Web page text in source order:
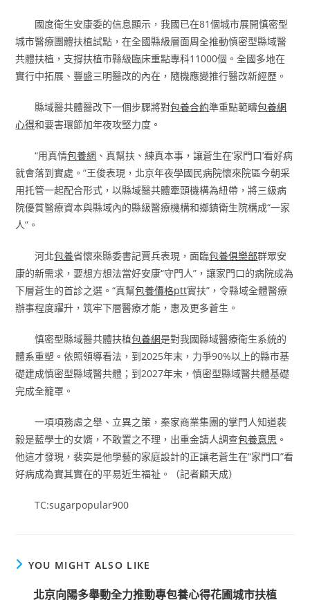
國度衛生安康委的信息顯示，我國已在81個城市展開慎密型
城市醫療團體扶植試點，在全國縣級層面周全推動慎密型縣域醫
共體扶植，支撐扶植市縣級臨床重點專科11000個。全國多地在
實行中拓展、豐盛三明醫改的內在，隨機應變推行醫改新經歷。
縣域醫共體醫改下一個步驟將對包養合約準重點範疇包養網
心得和要害環節加年夜攻堅力度。
“用真情包養網 、真幫扶、練真本事，讓蒼生在‘家門口’看好病
就會落到實處。”王俊表現，北京年夜學國民病院懷來院區今朝采
用托管一起配合形式，以縣域醫共體牽頭機構為紐帶，將三級病
院優質醫療資本與縣域內的縣級醫療機構和鄉鎮衛生院構成“一家
人”。
河北包養省懷來縣委書記賈兵表現，面臨包養俱樂部群眾安
康的新需求，要想方想法當好安康“守門人”，讓家門口的病院成為
下層蒼生的首診之選。“真幫包養價格ptt實扶”，令縣域全體醫療
辦事程度躍升，筑牢下層醫療才能，惠及更多蒼生。
慎密型縣域醫共體扶植包養網是對我國縣域醫療衛生系統的
體系重塑。依照領導看法，到2025年末，力爭90%以上的縣市基
礎建成慎密型縣域醫共體；到2027年末，慎密型縣域醫共體基礎
完成全籠罩。
一項項務虛之舉、立異之策，秦家商業集團的掌門人知道裴
毅是藍學士的女婿，不敢置之不理，出重金請人調查包養意思 。
他這才發現，裴奕是他學藝的家庭設計的正讓老蒼生在“家門口”看
好病成為實其實在的平易近生福祉。（記者顧天成）
TC:sugarpopular900
YOU MIGHT ALSO LIKE
北京向陽多舉動全力推動專包養心得花圃城市扶植